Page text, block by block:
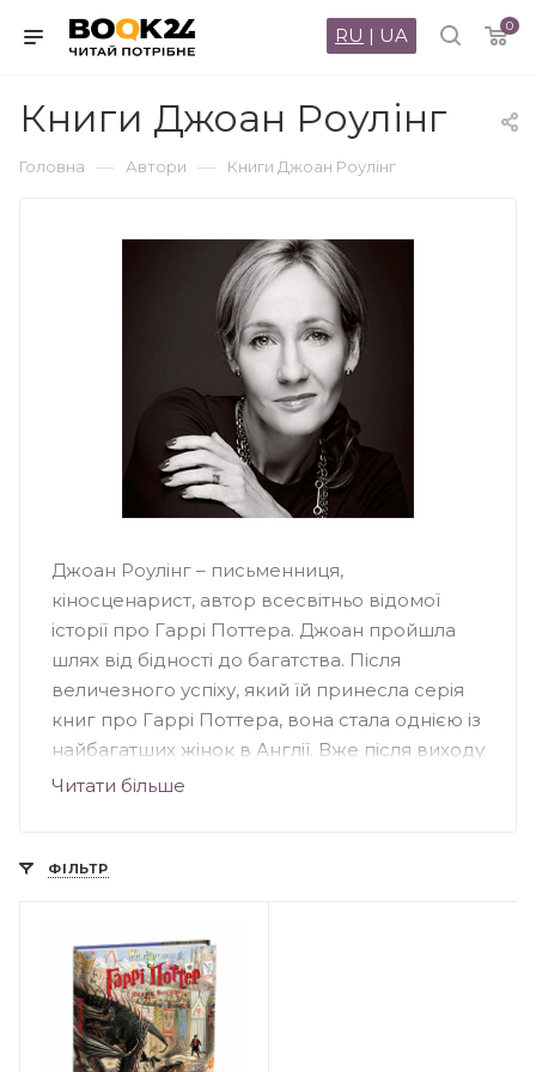
0
RU | UA
Книги Джоан Роулінг
Головна — Автори — Книги Джоан Роулінг
Джоан Роулінг – письменниця,
кіносценарист, автор всесвітньо відомої
історії про Гаррі Поттера. Джоан пройшла
шлях від бідності до багатства. Після
величезного успіху, який їй принесла серія
книг про Гаррі Поттера, вона стала однією із
найбагатших жінок в Англії. Вже після виходу
першої книги, кінокомпанія Warner Bros
письменниці. Окрім культового Гаррі
«Шовкопряд» написаних під псевдонімом
Роберт Гелбрейт, а також роману
«Несподівана вакансія». Джоан Роулінг
значну частину своїх прибутків витрачає на
Читати більше
ФІЛЬТР